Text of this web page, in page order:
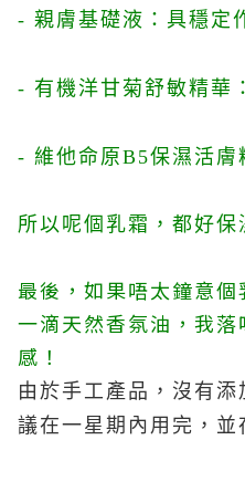
- 親膚基礎液：具穩定
- 有機洋甘菊舒敏精華
- 維他命原B5保濕活膚
所以呢個乳霜，都好保
最後，如果唔太鐘意
一滴天然香氛油，我
感！
由於手工產品，沒有
議在一星期內用完，並